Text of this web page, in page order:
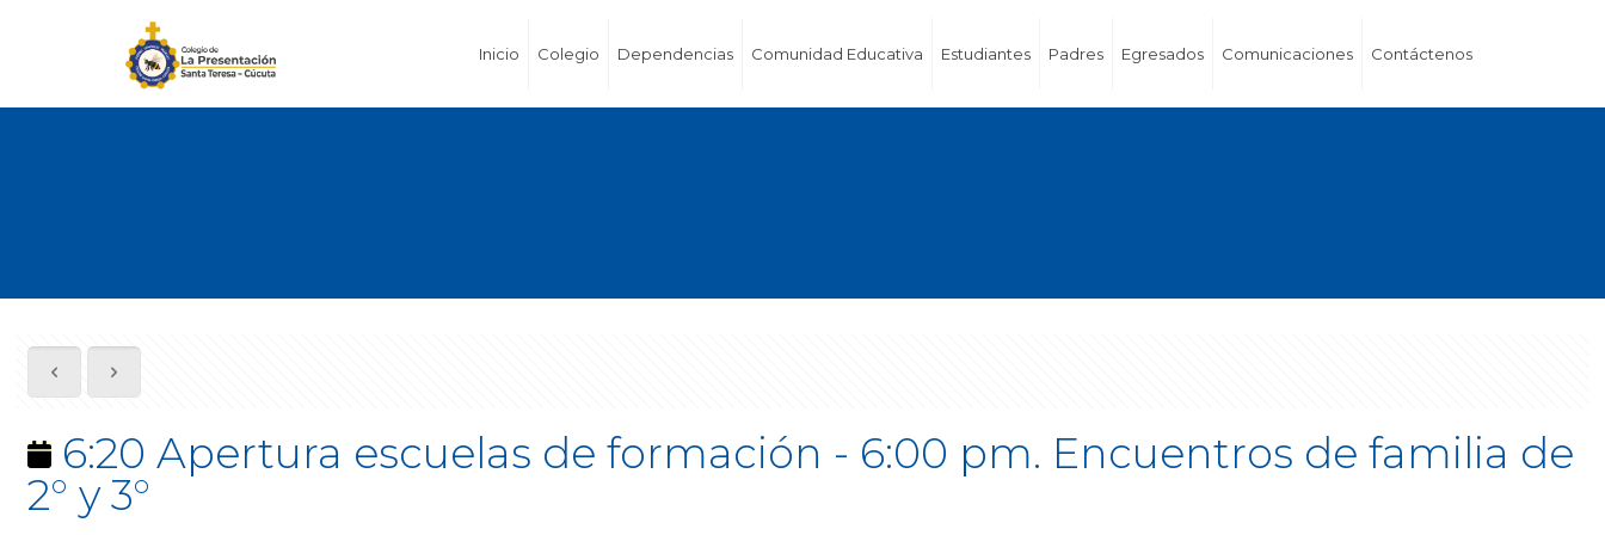
Inicio Colegio Dependencias Comunidad Educativa Estudiantes Padres Egresados Comunicaciones Contáctenos
6:20 Apertura escuelas de formación - 6:00 pm. Encuentros de familia de
2° y 3°